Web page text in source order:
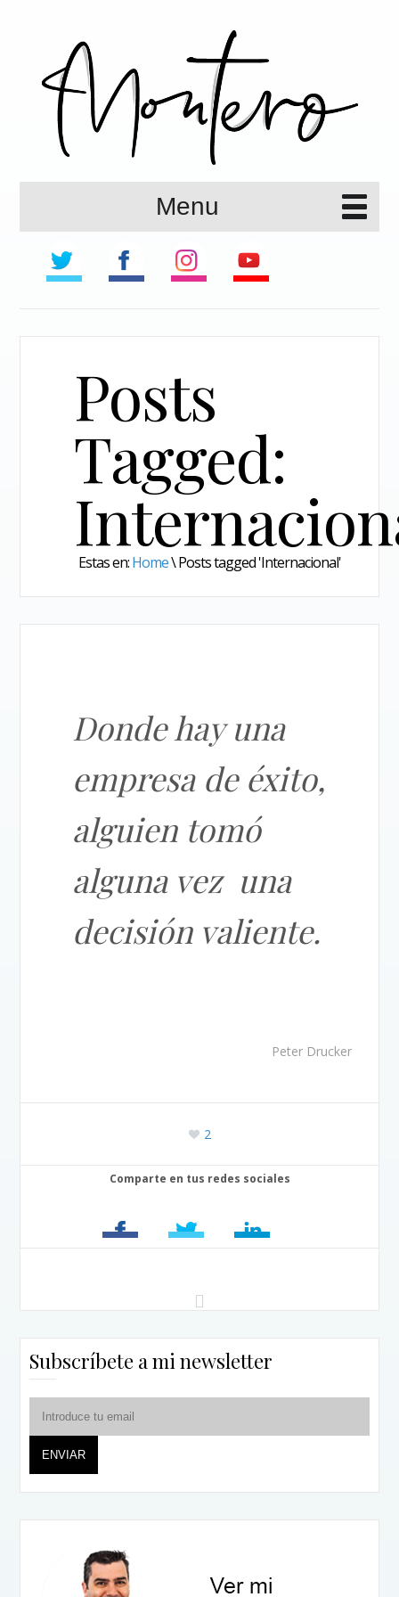
Menu
Posts
Tagged:
Estas en:Home\Posts tagged 'Internacional'
Donde hay una
empresa de éxito,
alguien tomó
alguna vez una
decisión valiente.
Peter Drucker
2
Comparte en tus redes sociales
Subscríbete a mi newsletter